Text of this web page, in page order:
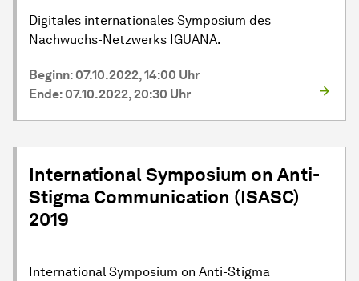
Digitales internationales Symposium des
Nachwuchs-Netzwerks IGUANA.
Beginn: 07.10.2022, 14:00 Uhr
Ende: 07.10.2022, 20:30 Uhr
International Symposium on Anti-
Stigma Communication (ISASC)
2019
International Symposium on Anti-Stigma